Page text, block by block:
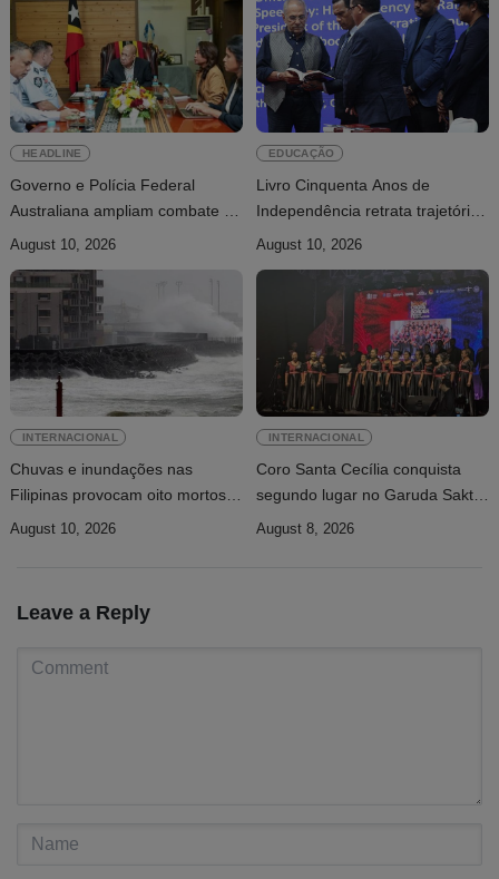
HEADLINE
Governo e Polícia Federal
Australiana ampliam combate à
exploração infantil online
August 10, 2026
EDUCAÇÃO
Livro Cinquenta Anos de
Independência retrata trajetória
de Timor-Leste
August 10, 2026
INTERNACIONAL
Chuvas e inundações nas
Filipinas provocam oito mortos e
afetam 486 mil pessoas
August 10, 2026
INTERNACIONAL
Coro Santa Cecília conquista
segundo lugar no Garuda Sakti
Cross Border Fest 2026
August 8, 2026
Leave a Reply